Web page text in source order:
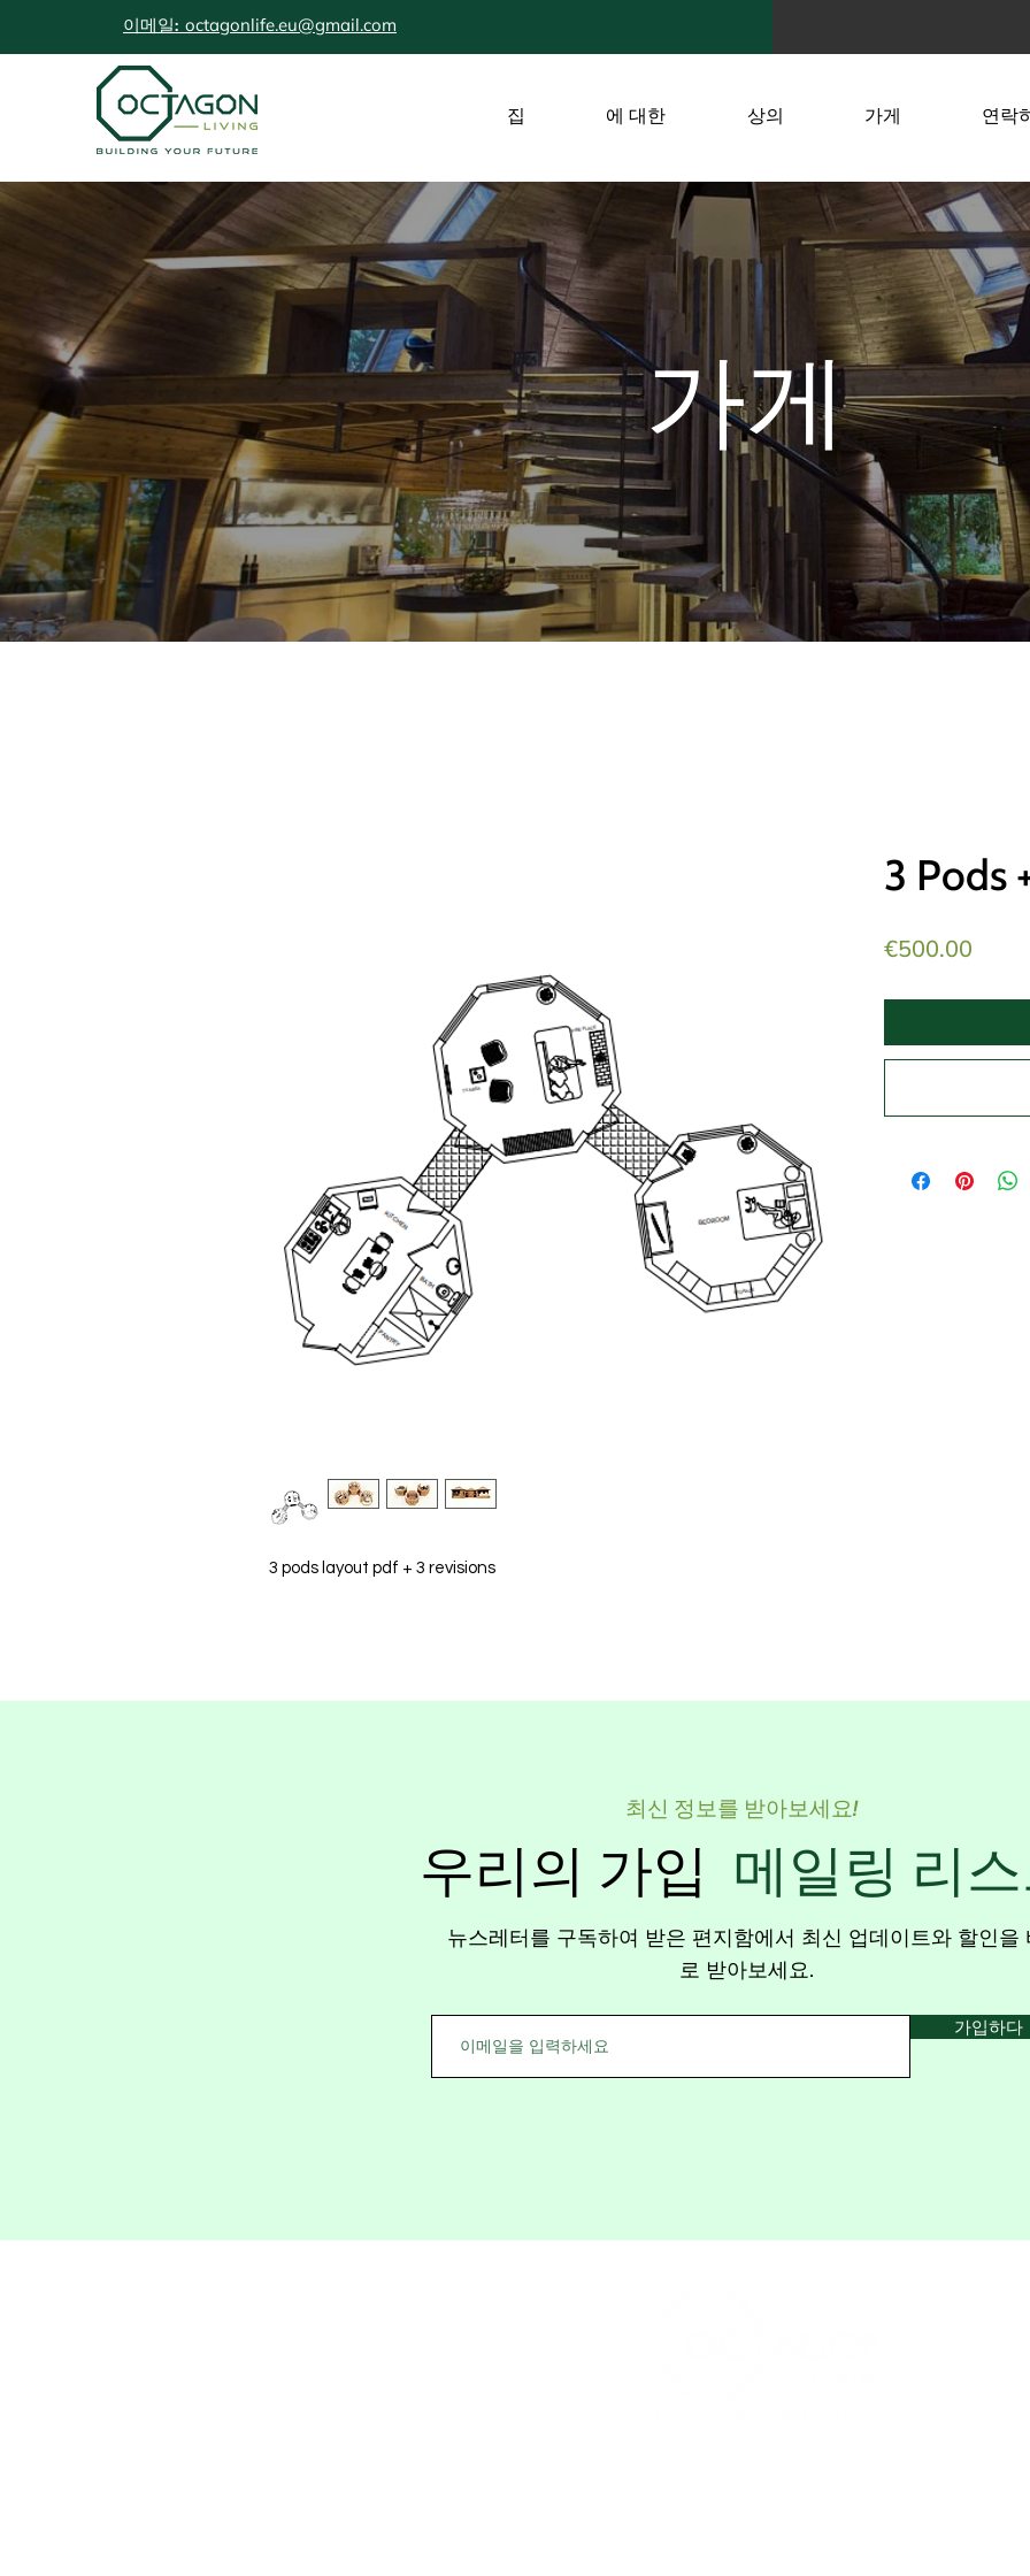
이메일: octagonlife.eu@gmail.com
집 에 대한 상의 가게 연락
가게
3 pods layout pdf + 3 revisions
3 Pods
€500.00가
최신 정보를 받아보세요!
우리의 가입 메일링 리
뉴스레터를 구독하여 받은 편지함에서 최신 업데이트와 할인을
로 받아보세요.
가입하다